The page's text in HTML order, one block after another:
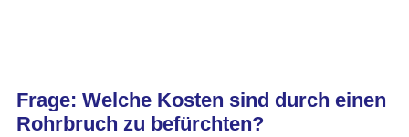
Frage: Welche Kosten sind durch einen
Rohrbruch zu befürchten?